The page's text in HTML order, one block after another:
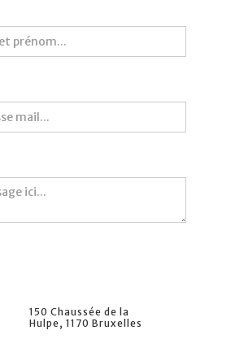
150 Chaussée de la
Hulpe, 1170 Bruxelles